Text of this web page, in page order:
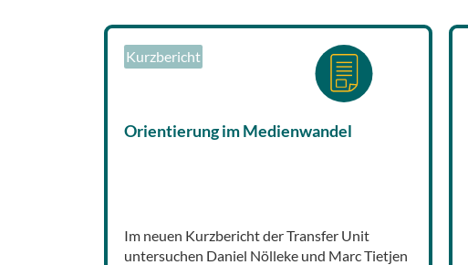
Kurzbericht
Orientierung im Medienwandel
Im neuen Kurzbericht der Transfer Unit
untersuchen Daniel Nölleke und Marc Tietjen